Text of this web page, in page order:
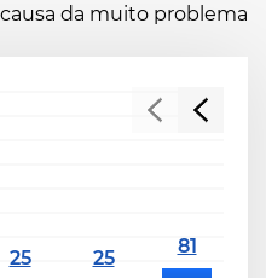
da muito problema